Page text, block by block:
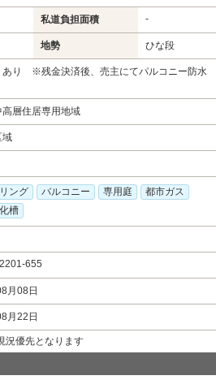
私道負担面積 -
地勢 ひな段
り ※残金決済後、売主にてパルコニー防水
層住居専用地域
域
ング バルコニー 専用庭
都市ガス
槽
655
月08日
月22日
況優先となります